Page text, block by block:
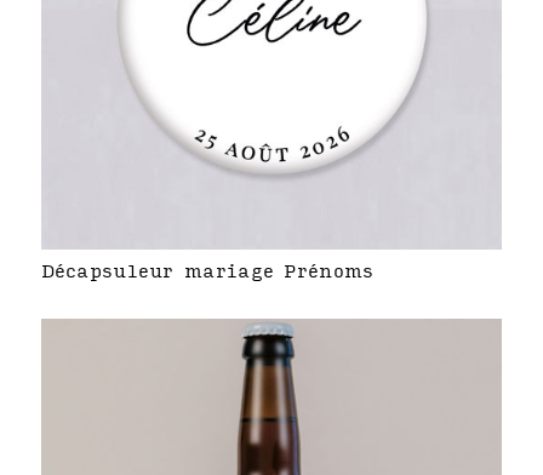
Décapsuleur mariage Prénoms